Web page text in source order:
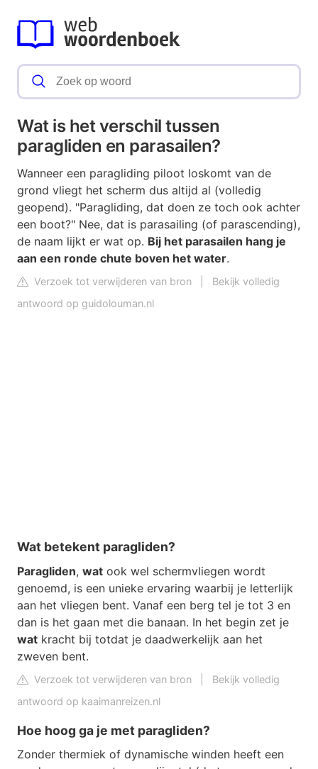
Wat is het verschil tussen
paragliden en parasailen?
Wanneer een paragliding piloot loskomt van de
grond vliegt het scherm dus altijd al (volledig
geopend). "Paragliding, dat doen ze toch ook achter
een boot?" Nee, dat is parasailing (of parascending),
de naam lijkt er wat op. Bij het parasailen hang je
aan een ronde chute boven het water.
Verzoek tot verwijderen van bron
Bekijk volledig
antwoord op guidolouman.nl
Wat betekent paragliden?
Paragliden, wat ook wel schermvliegen wordt
genoemd, is een unieke ervaring waarbij je letterlijk
aan het vliegen bent. Vanaf een berg tel je tot 3 en
dan is het gaan met die banaan. In het begin zet je
wat kracht bij totdat je daadwerkelijk aan het
zweven bent.
Verzoek tot verwijderen van bron
Bekijk volledig
antwoord op kaaimanreizen.nl
Hoe hoog ga je met paragliden?
Zonder thermiek of dynamische winden heeft een